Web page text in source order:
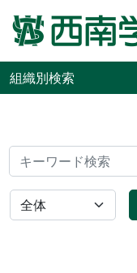
組織別検索
検索
全体